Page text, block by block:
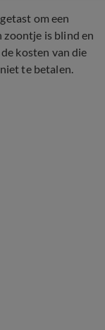
om een
zoontje is blind en
kosten van die
te betalen.